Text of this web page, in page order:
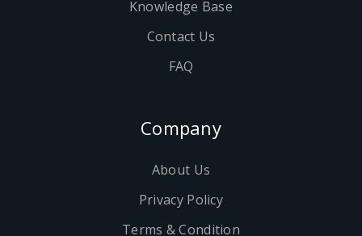
Knowledge Base
Contact Us
FAQ
Company
About Us
Privacy Policy
Terms & Condition